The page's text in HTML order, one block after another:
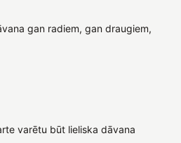
gan radiem, gan draugiem,
varētu būt lieliska dāvana